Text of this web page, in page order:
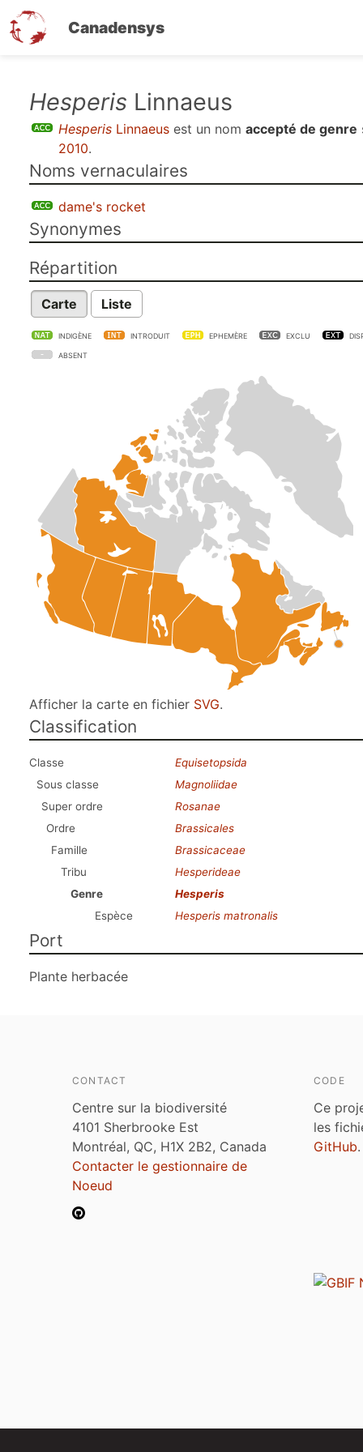
Canadensys
contenu
Hesperis Linnaeus
Hesperis Linnaeus est un nom accepté de genre
2010.
Noms vernaculaires
dame's rocket
Synonymes
Répartition
Carte Liste
INDIGÈNE INTRODUIT EPHEMÈRE EXCLU
ABSENT
Afficher la carte en fichier SVG.
Classification
Classe
Equisetopsida
Sous classe
Magnoliidae
Super ordre
Rosanae
Ordre
Brassicales
Famille
Brassicaceae
Tribu
Hesperideae
Genre
Hesperis
Espèce
Hesperis matronalis
Port
Plante herbacée
CONTACT
Centre sur la biodiversité
4101 Sherbrooke Est
Montréal, QC, H1X 2B2, Canada
Contacter le gestionnaire de
Noeud
CODE
Ce
les
GitHub.